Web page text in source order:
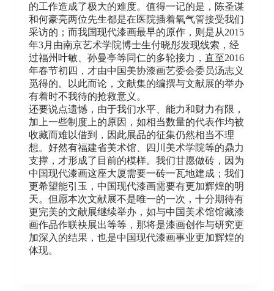
的工作造成了极大的难度。值得一记的是，陈圣谋
和何豪亮两位先生都是在医院插着氧气管接受我们
采访的；而我国现代漆画最早的原作，则是从2015
年3月由南京艺术学院博士生付晓彤发现线索，经
过福州叶敏、孙曼亭等同仁的多轮接力，直至2016
年春节初四，才由中国美协漆画艺委会委员汤志义
觅得的。以此而论，文献集的编撰与文献展的举办
有着时不我待的抢救意义。
还要说点遗憾，由于我们水平、能力和财力有限，
加上一些制度上的原因，如相当数量的代表作均被
收藏而难以借到，因此展品的征集仍然相当不理
想。好然有福建省美术馆、四川美术学院等的鼎力
支撑，才形成了目前的模样。我们甘愿做砖，因为
中国现代漆画这座大厦需要一砖一瓦地建成；我们
更希望能引玉，中国现代漆画需要有更加辉煌的明
天。但愿本次文献展不是唯一的一次，十分期待有
更完美的文献展继续举办，如与中国美术馆馆藏漆
画作品作联袂展出等等，那将是漆画创作与研究更
加深入的结果，也是中国现代漆画事业更加辉煌的
体现。